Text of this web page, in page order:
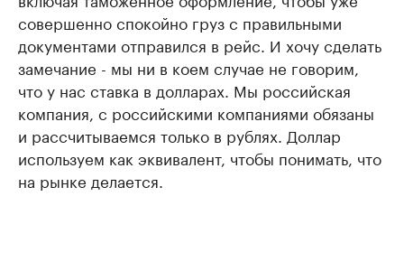
совершенно спокойно груз с правильными
документами отправился в рейс. И хочу сделать
замечание - мы ни в коем случае не говорим,
что у нас ставка в долларах. Мы российская
компания, с российскими компаниями обязаны
и рассчитываемся только в рублях. Доллар
используем как эквивалент, чтобы понимать, что
на рынке делается.